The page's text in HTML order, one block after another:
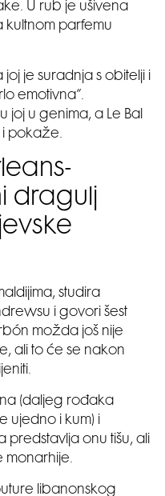
U rub je ušivena
kultnom parfemu
je suradnja s obitelji i
emotivna”.
joj u genima, a Le Bal
i pokaže.
dragulj
studira
i govori šest
možda još nije
ali to će se nakon
(daljeg rođaka
ujedno i kum) i
predstavlja onu tišu, ali
monarhije.
libanonskog